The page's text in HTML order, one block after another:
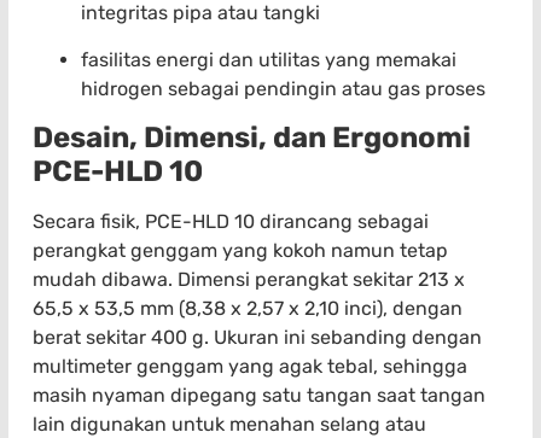
integritas pipa atau tangki
fasilitas energi dan utilitas yang memakai
hidrogen sebagai pendingin atau gas proses
Desain, Dimensi, dan Ergonomi
PCE-HLD 10
Secara fisik, PCE-HLD 10 dirancang sebagai
perangkat genggam yang kokoh namun tetap
mudah dibawa. Dimensi perangkat sekitar 213 x
65,5 x 53,5 mm (8,38 x 2,57 x 2,10 inci), dengan
berat sekitar 400 g. Ukuran ini sebanding dengan
multimeter genggam yang agak tebal, sehingga
masih nyaman dipegang satu tangan saat tangan
lain digunakan untuk menahan selang atau